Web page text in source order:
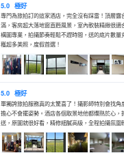
5.0 極好
專門為旅拍訂的這家酒店，完全沒有踩雷！頂層
滿，客房超大落地窗直麪風景，室內軟裝精緻很適
構圖專業，拍攝節奏輕鬆不趕時間，送的底片數
穫超多美照，度假首選！
5.0 極好
單獨誇旅拍服務真的太驚喜了！攝影師特別會找
擔心不會擺姿勢。酒店各個取景地他都爛熟於心
送，原圖就很好看，精修細膩高級，全程拍攝氛圍